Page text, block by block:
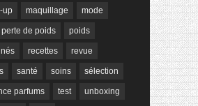
up maquillage mode
perte de poids poids
recettes revue
santé soins sélection
parfums test unboxing